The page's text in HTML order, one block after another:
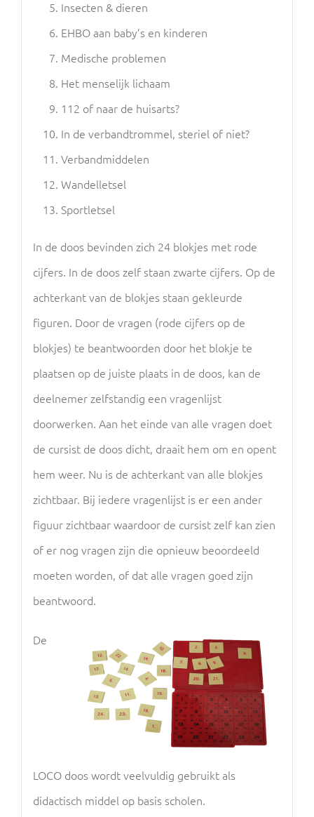
Insecten & dieren
EHBO aan baby’s en kinderen
Medische problemen
Het menselijk lichaam
112 of naar de huisarts?
In de verbandtrommel, steriel of niet?
Verbandmiddelen
Wandelletsel
Sportletsel
In de doos bevinden zich 24 blokjes met rode
cijfers. In de doos zelf staan zwarte cijfers. Op de
achterkant van de blokjes staan gekleurde
figuren. Door de vragen (rode cijfers op de
blokjes) te beantwoorden door het blokje te
plaatsen op de juiste plaats in de doos, kan de
deelnemer zelfstandig een vragenlijst
doorwerken. Aan het einde van alle vragen doet
de cursist de doos dicht, draait hem om en opent
hem weer. Nu is de achterkant van alle blokjes
zichtbaar. Bij iedere vragenlijst is er een ander
figuur zichtbaar waardoor de cursist zelf kan zien
of er nog vragen zijn die opnieuw beoordeeld
moeten worden, of dat alle vragen goed zijn
beantwoord.
De
LOCO doos wordt veelvuldig gebruikt als
didactisch middel op basis scholen.